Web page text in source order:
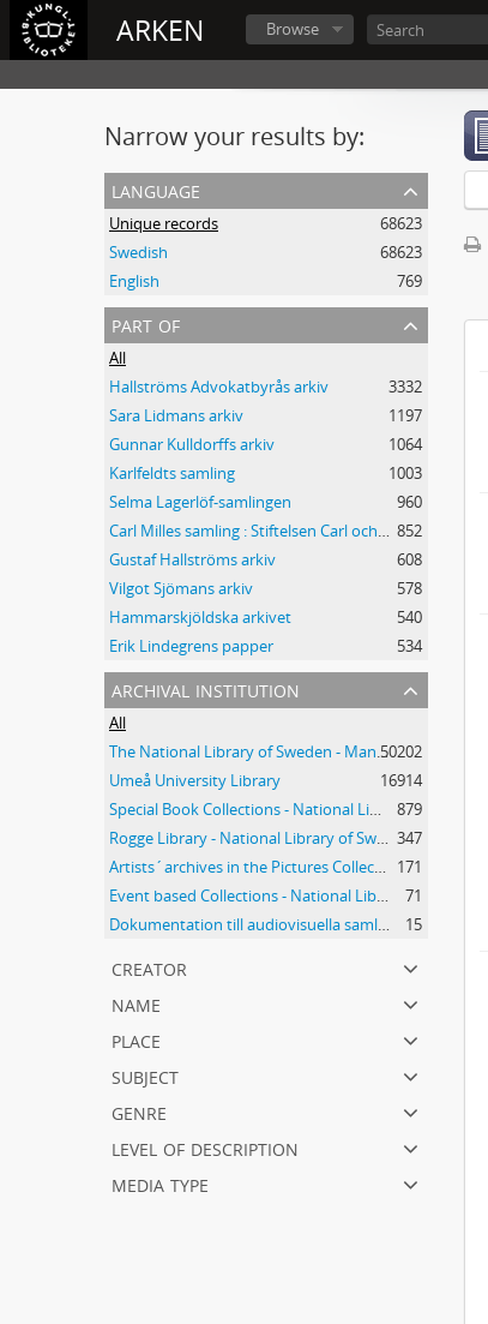
ARKEN Browse
Narrow your results by:
language
Unique records
68623
Swedish
68623
English
769
part of
All
Hallströms Advokatbyrås arkiv
3332
Sara Lidmans arkiv
1197
Gunnar Kulldorffs arkiv
1064
Karlfeldts samling
1003
Selma Lagerlöf-samlingen
960
Carl Milles samling : Stiftelsen Carl och Olga Milles Lidingöhem 852
Gustaf Hallströms arkiv
608
Vilgot Sjömans arkiv
578
Hammarskjöldska arkivet
540
Erik Lindegrens papper
534
archival institution
All
The National Library of Sweden - Manuscripts Collections50202
Umeå University Library
16914
Special Book Collections - National Library of Sweden
879
Rogge Library - National Library of Sweden 347
Artists´archives in the Pictures Collection - National Library of Sweden
171
Event based Collections - National Library of Sweden
71
Dokumentation till audiovisuella samlingar - Kungliga biblioteket
15
creator
name
place
subject
genre
level of description
media type